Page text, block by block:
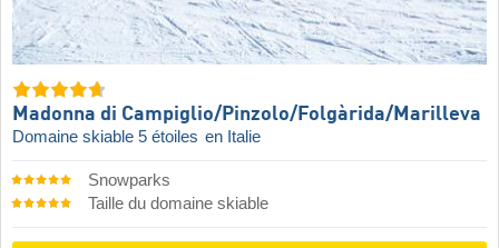
Madonna di Campiglio/​Pinzolo/​Folgàrida/​Marilleva
Domaine skiable 5 étoiles en Italie
Snowparks
Taille du domaine skiable